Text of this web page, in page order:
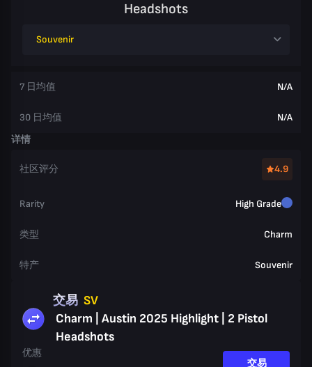
Headshots
Souvenir
7 日均值 N/A
30 日均值
N/A
详情
社区评分 4.9
Rarity High Grade
类型 Charm
特产 Souvenir
交易 SV
Charm | Austin 2025 Highlight | 2 Pistol
Headshots
优惠
交易